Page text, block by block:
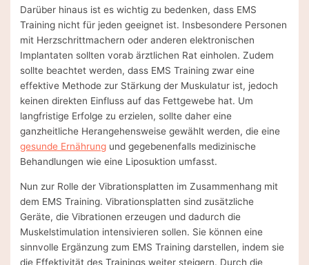
Darüber hinaus ist es wichtig zu bedenken, dass EMS
Training nicht für jeden geeignet ist. Insbesondere Personen
mit Herzschrittmachern oder anderen elektronischen
Implantaten sollten vorab ärztlichen Rat einholen. Zudem
sollte beachtet werden, dass EMS Training zwar eine
effektive Methode zur Stärkung der Muskulatur ist, jedoch
keinen direkten Einfluss auf das Fettgewebe hat. Um
langfristige Erfolge zu erzielen, sollte daher eine
ganzheitliche Herangehensweise gewählt werden, die eine
gesunde Ernährung und gegebenenfalls medizinische
Behandlungen wie eine Liposuktion umfasst.
Nun zur Rolle der Vibrationsplatten im Zusammenhang mit
dem EMS Training. Vibrationsplatten sind zusätzliche
Geräte, die Vibrationen erzeugen und dadurch die
Muskelstimulation intensivieren sollen. Sie können eine
sinnvolle Ergänzung zum EMS Training darstellen, indem sie
die Effektivität des Trainings weiter steigern. Durch die